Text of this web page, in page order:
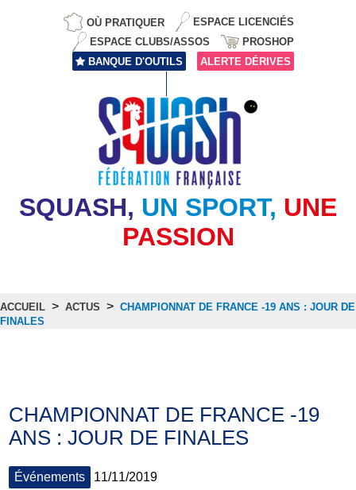
OÙ PRATIQUER
ESPACE LICENCIÉS
ESPACE CLUBS/ASSOS
PROSHOP
BANQUE D'OUTILS
ALERTE DÉRIVES
SQUASH, UN SPORT, UNE
PASSION
ACCUEIL > ACTUS > CHAMPIONNAT DE FRANCE -19 ANS : JOUR DE
FINALES
CHAMPIONNAT DE FRANCE -19
ANS : JOUR DE FINALES
Événements 11/11/2019